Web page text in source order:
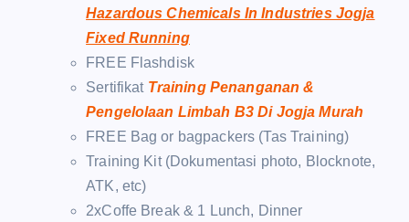
Hazardous Chemicals In Industries Jogja
Fixed Running
FREE Flashdisk
Sertifikat Training Penanganan &
Pengelolaan Limbah B3 Di Jogja Murah
FREE Bag or bagpackers (Tas Training)
Training Kit (Dokumentasi photo, Blocknote,
ATK, etc)
2xCoffe Break & 1 Lunch, Dinner